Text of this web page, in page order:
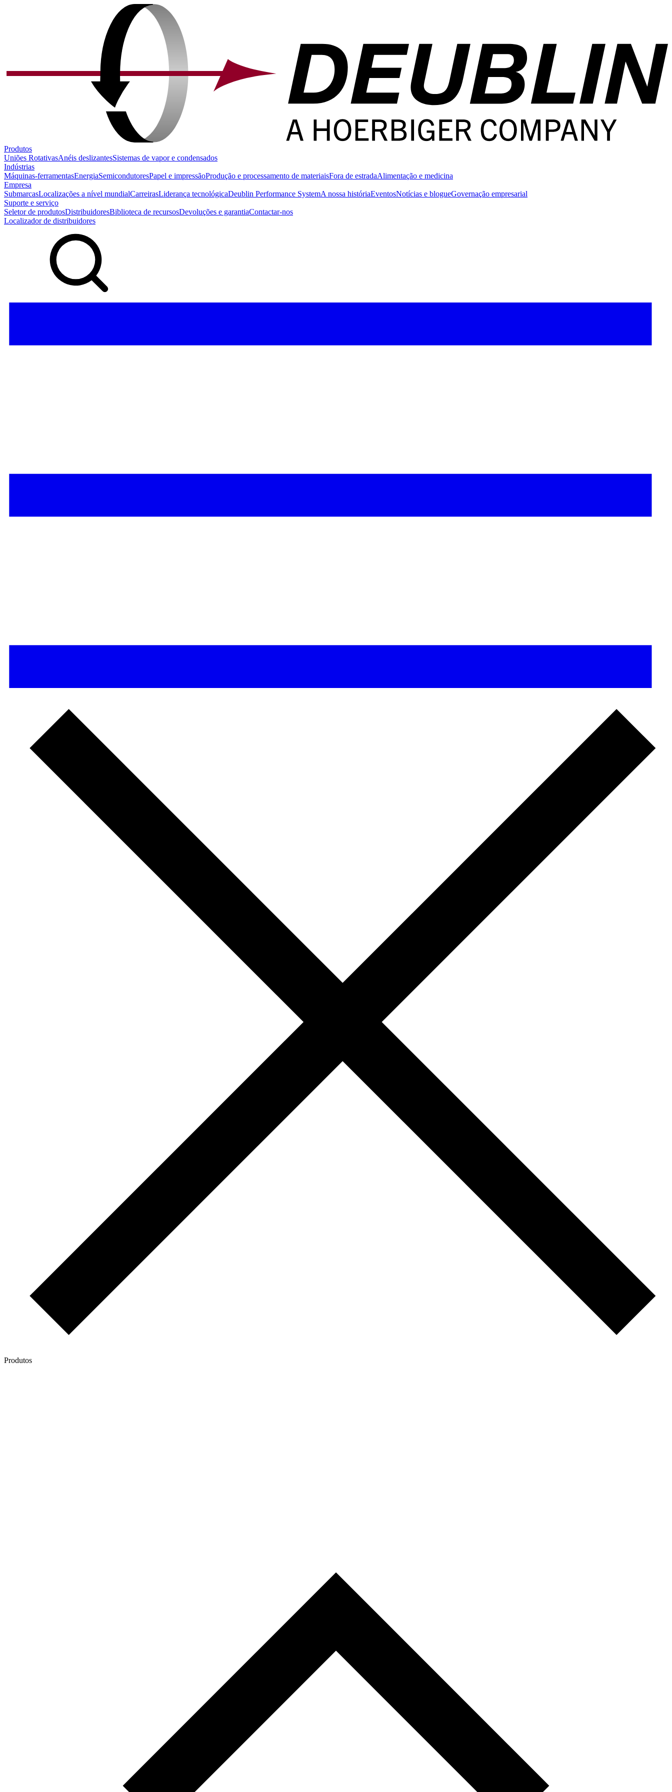
Produtos
Uniões RotativasAnéis deslizantesSistemas de vapor e condensados
Indústrias
Máquinas-ferramentasEnergiaSemicondutoresPapel e impressãoProdução e processamento de materiaisFora de estradaAlimentação e medicina
Empresa
SubmarcasLocalizações a nível mundialCarreirasLiderança tecnológicaDeublin Performance SystemA nossa históriaEventosNotícias e blogueGovernação empresarial
Suporte e serviço
Seletor de produtosDistribuidoresBiblioteca de recursosDevoluções e garantiaContactar-nos
Localizador de distribuidores
Produtos